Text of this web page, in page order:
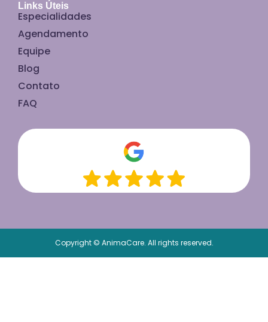
Links Úteis
Especialidades
Agendamento
Equipe
Blog
Contato
FAQ
Copyright © AnimaCare. All rights reserved.